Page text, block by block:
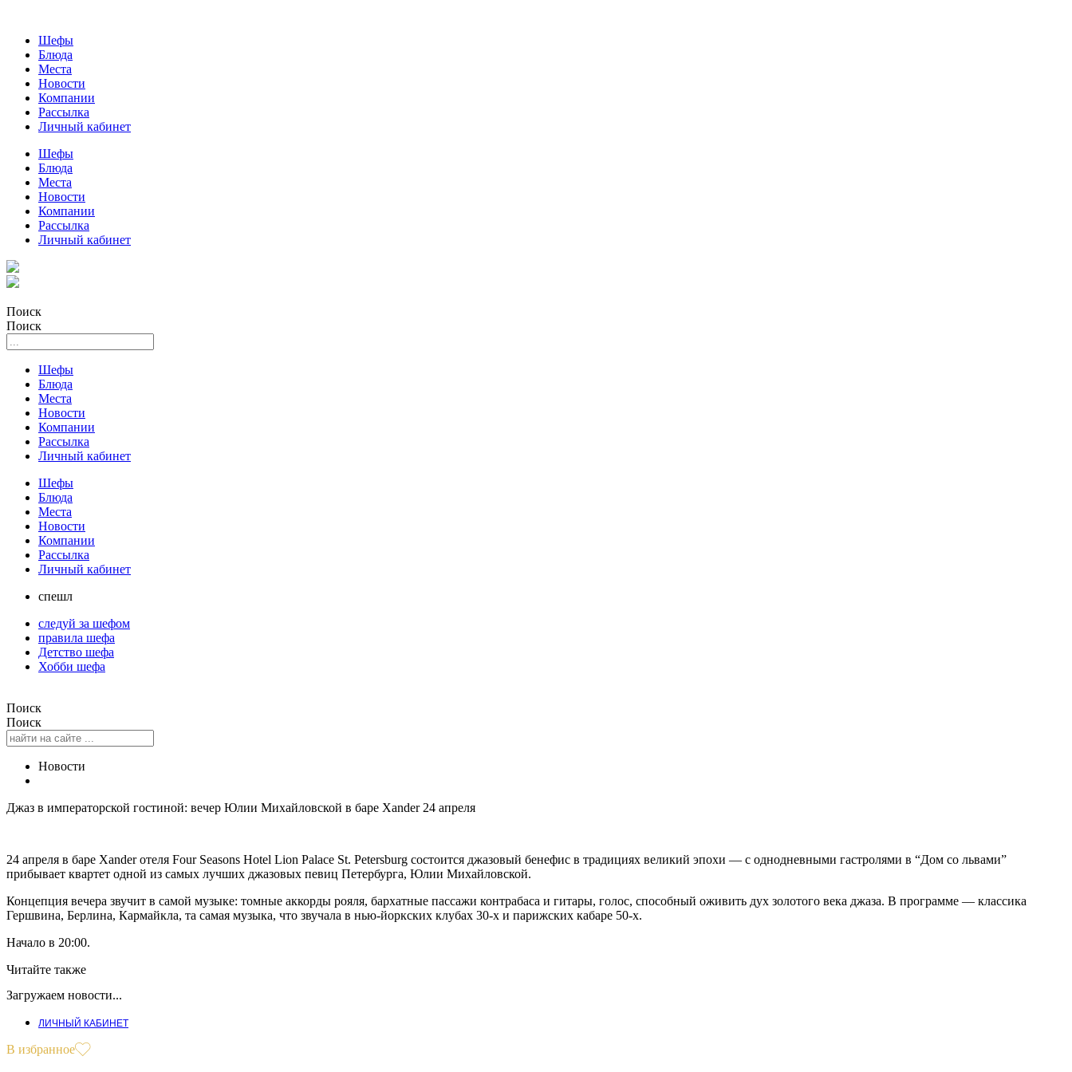
Шефы
Блюда
Места
Новости
Компании
Рассылка
Личный кабинет
Шефы
Блюда
Места
Новости
Компании
Рассылка
Личный кабинет
Поиск
Поиск
Шефы
Блюда
Места
Новости
Компании
Рассылка
Личный кабинет
Шефы
Блюда
Места
Новости
Компании
Рассылка
Личный кабинет
спешл
следуй за шефом
правила шефа
Детство шефа
Хобби шефа
Поиск
Поиск
Новости
Джаз в императорской гостиной: вечер Юлии Михайловской в баре Xander 24 апреля
24 апреля в баре Xander отеля Four Seasons Hotel Lion Palace St. Petersburg состоится джазовый бенефис в традициях великий эпохи — с однодневными гастролями в “Дом со львами”
прибывает квартет одной из самых лучших джазовых певиц Петербурга, Юлии Михайловской.
Концепция вечера звучит в самой музыке: томные аккорды рояля, бархатные пассажи контрабаса и гитары, голос, способный оживить дух золотого века джаза. В программе — классика
Гершвина, Берлина, Кармайкла, та самая музыка, что звучала в нью-йоркских клубах 30-х и парижских кабаре 50-х.
Начало в 20:00.
Читайте также
Загружаем новости...
ЛИЧНЫЙ КАБИНЕТ
В избранное